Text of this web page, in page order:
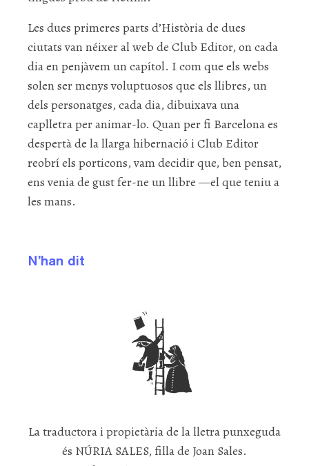
Les dues primeres parts d’Història de dues
ciutats van néixer al web de Club Editor, on cada
dia en penjàvem un capítol. I com que els webs
solen ser menys voluptuosos que els llibres, un
dels personatges, cada dia, dibuixava una
caplletra per animar-lo. Quan per fi Barcelona es
despertà de la llarga hibernació i Club Editor
reobrí els porticons, vam decidir que, ben pensat,
ens venia de gust fer-ne un llibre —el que teniu a
les mans.
N’han dit
La traductora i propietària de la lletra punxeguda
és NÚRIA SALES, filla de Joan Sales.